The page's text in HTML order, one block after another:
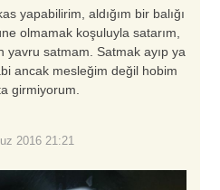
yapabilirim, aldığım bir balığı
olmamak koşuluyla satarım,
yavru satmam. Satmak ayıp ya
ancak mesleğim değil hobim
girmiyorum.
2016 21:21